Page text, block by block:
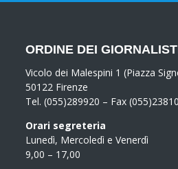
ORDINE DEI
Vicolo dei Malespini 1 (Piazza
50122 Firenze
Tel. (055)289920 – Fax
Orari segreteria
Lunedì, Mercoledì e Venerdì
9,00 – 17,00